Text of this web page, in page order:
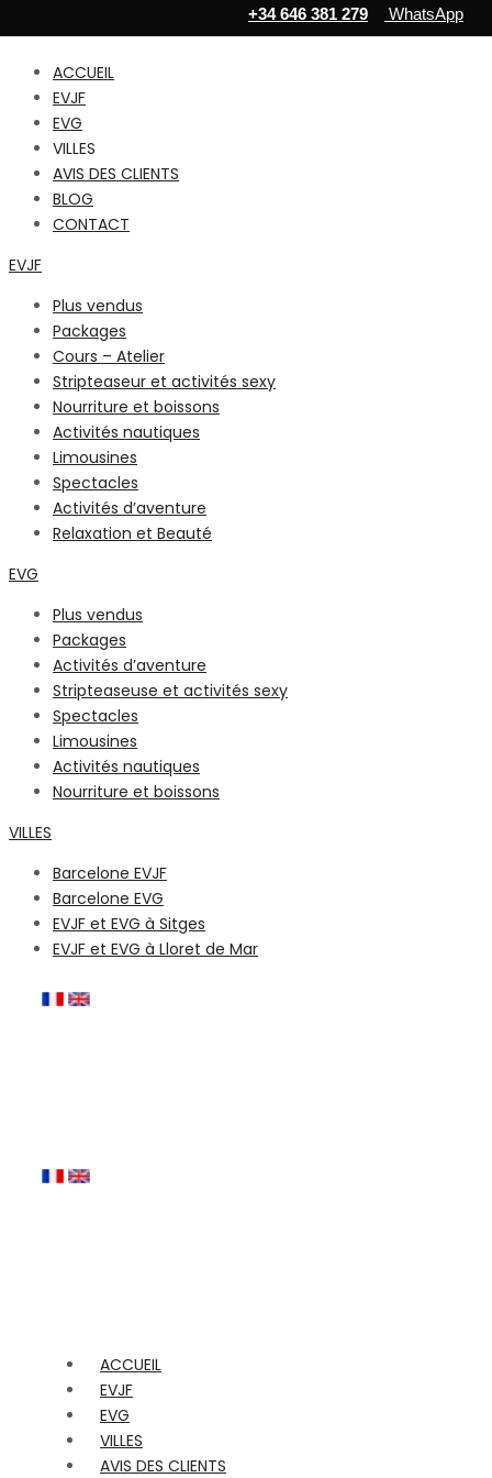
ACCUEIL
EVJF
EVG
VILLES
AVIS DES CLIENTS
BLOG
CONTACT
EVJF
Plus vendus
Packages
Cours – Atelier
Stripteaseur et activités sexy
Nourriture et boissons
Activités nautiques
Limousines
Spectacles
Activités d’aventure
Relaxation et Beauté
EVG
Plus vendus
Packages
Activités d’aventure
Stripteaseuse et activités sexy
Spectacles
Limousines
Activités nautiques
Nourriture et boissons
VILLES
Barcelone EVJF
Barcelone EVG
EVJF et EVG à Sitges
EVJF et EVG à Lloret de Mar
+34 646 381 279 WhatsApp
ACCUEIL
EVJF
EVG
VILLES
AVIS DES CLIENTS